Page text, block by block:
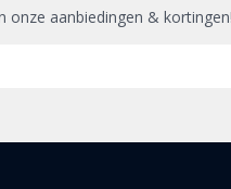
onze aanbiedingen & kortingen!